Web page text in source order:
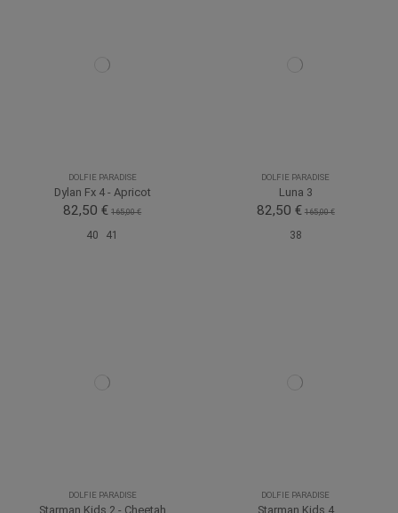
DOLFIE PARADISE
Dylan Fx 4 - Apricot
82,50 € 165,00 €
40 41
DOLFIE PARADISE
Luna 3
82,50 € 165,00 €
38
DOLFIE PARADISE
Starman Kids 2 - Cheetah
DOLFIE PARADISE
Starman Kids 4